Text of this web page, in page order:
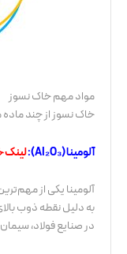
مواد مهم خاک نسوز
خاک نسوز از چند
آلومینا (Al₂O₃): لینک
آلومینا یکی از
در صنایع فولاد،